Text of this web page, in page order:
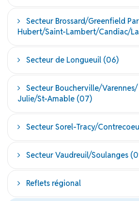
Secteur Brossard/Greenfield
Hubert/Saint-Lambert/Candiac/
Secteur de Longueuil (06)
Secteur Boucherville/
Julie/St-Amable (07)
Secteur Sorel-Tracy/
Secteur Vaudreuil/Soulanges
Reflets régional